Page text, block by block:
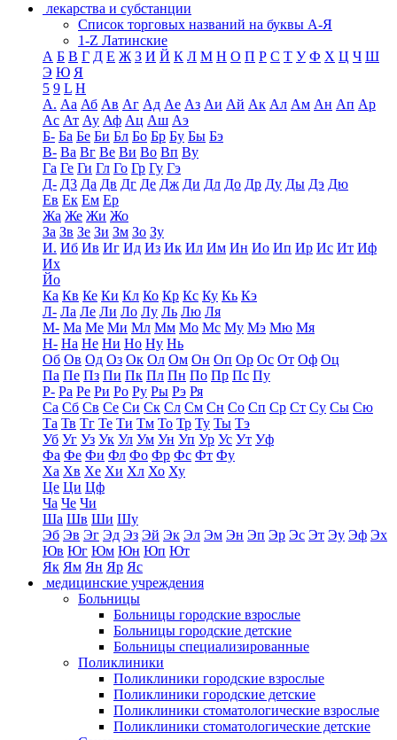
лекарства и субстанции
Список торговых названий на буквы А-Я
1-Z Латинские
А Б В Г Д Е Ж З И Й К Л М Н О П Р С Т У Ф Х Ц Ч Ш
Э Ю Я
5 9 L H
А. Аа Аб Ав Аг Ад Ае Аз Аи Ай Ак Ал Ам Ан Ап Ар
Ас Ат Ау Аф Ац Аш Аэ
Б- Ба Бе Би Бл Бо Бр Бу Бы Бэ
В- Ва Вг Ве Ви Во Вп Ву
Га Ге Ги Гл Го Гр Гу Гэ
Д- Д3 Да Дв Дг Де Дж Ди Дл До Др Ду Ды Дэ Дю
Ев Ек Ем Ер
Жа Же Жи Жо
За Зв Зе Зи Зм Зо Зу
И. Иб Ив Иг Ид Из Ик Ил Им Ин Ио Ип Ир Ис Ит Иф
Их
Йо
Ка Кв Ке Ки Кл Ко Кр Кс Ку Кь Кэ
Л- Ла Ле Ли Ло Лу Ль Лю Ля
М- Ма Ме Ми Мл Мм Мо Мс Му Мэ Мю Мя
Н- На Не Ни Но Ну Нь
Об Ов Од Оз Ок Ол Ом Он Оп Ор Ос От Оф Оц
Па Пе Пз Пи Пк Пл Пн По Пр Пс Пу
Р- Ра Ре Ри Ро Ру Ры Рэ Ря
Са Сб Св Се Си Ск Сл См Сн Со Сп Ср Ст Су Сы Сю
Та Тв Тг Те Ти Тм То Тр Ту Ты Тэ
Уб Уг Уз Ук Ул Ум Ун Уп Ур Ус Ут Уф
Фа Фе Фи Фл Фо Фр Фс Фт Фу
Ха Хв Хе Хи Хл Хо Ху
Це Ци Цф
Ча Че Чи
Ша Шв Ши Шу
Эб Эв Эг Эд Эз Эй Эк Эл Эм Эн Эп Эр Эс Эт Эу Эф Эх
Юв Юг Юм Юн Юп Ют
Як Ям Ян Яр Яс
медицинские учреждения
Больницы
Больницы городские взрослые
Больницы городские детские
Больницы специализированные
Поликлиники
Поликлиники городские взрослые
Поликлиники городские детские
Поликлиники стоматологические взрослые
Поликлиники стоматологические детские